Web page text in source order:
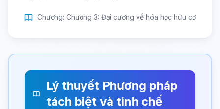
Chương: Chương 3: Đại cương về hóa học hữu cơ
Lý thuyết Phương pháp
tách biệt và tinh chế